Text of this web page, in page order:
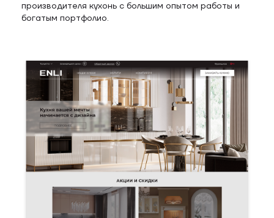
производителя кухонь с большим опытом работы и
богатым портфолио.